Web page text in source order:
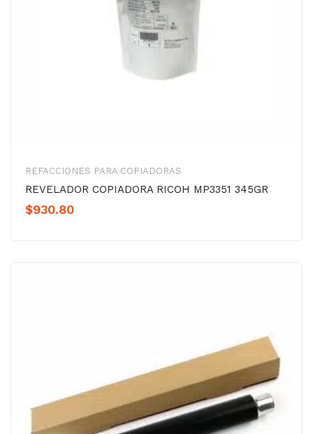
REFACCIONES PARA COPIADORAS
REVELADOR COPIADORA RICOH MP3351 345GR
$930.80